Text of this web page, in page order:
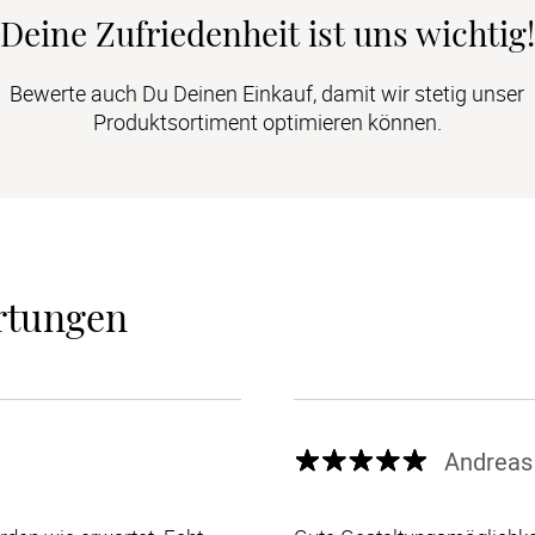
Deine Zufriedenheit ist uns wichtig!
Bewerte auch Du Deinen Einkauf, damit wir stetig unser
Produktsortiment optimieren können.